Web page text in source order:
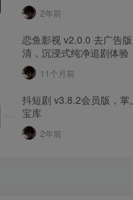
2年前
恋鱼影视 v2.0.0 去广告
清，沉浸式纯净追剧体验
11个月前
抖短剧 v3.8.2会员版，
宝库
2年前